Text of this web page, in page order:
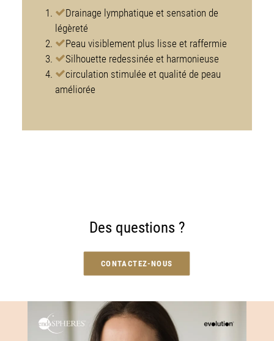
Drainage lymphatique et sensation de
légèreté
Peau visiblement plus lisse et raffermie
Silhouette redessinée et harmonieuse
circulation stimulée et qualité de peau
améliorée
Des questions ?
CONTACTEZ-NOUS